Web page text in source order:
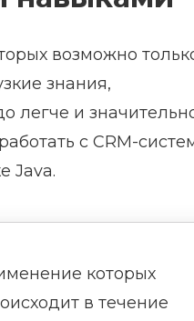
возможно
знания,
легче и
с CRM-
Java.
которых
в течение